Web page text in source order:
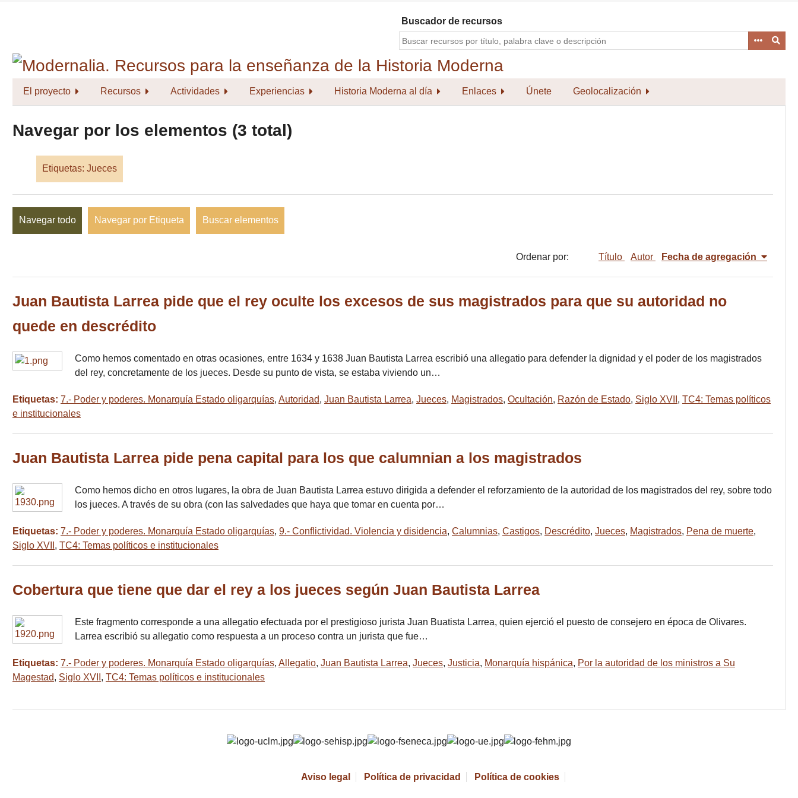
Buscador de recursos
El proyecto Recursos Actividades Experiencias Historia Moderna al día Enlaces Únete Geolocalización
Navegar por los elementos (3 total)
Etiquetas: Jueces
Navegar todo Navegar por Etiqueta Buscar elementos
Ordenar por: Título Autor Fecha de agregación
Juan Bautista Larrea pide que el rey oculte los excesos de sus magistrados para que su autoridad no
quede en descrédito
Como hemos comentado en otras ocasiones, entre 1634 y 1638 Juan Bautista Larrea escribió una allegatio para defender la dignidad y el poder de los magistrados
del rey, concretamente de los jueces. Desde su punto de vista, se estaba viviendo un…
Etiquetas: 7.- Poder y poderes. Monarquía Estado oligarquías, Autoridad, Juan Bautista Larrea, Jueces, Magistrados, Ocultación, Razón de Estado, Siglo XVII , TC4: Temas políticos
e institucionales
Juan Bautista Larrea pide pena capital para los que calumnian a los magistrados
Como hemos dicho en otros lugares, la obra de Juan Bautista Larrea estuvo dirigida a defender el reforzamiento de la autoridad de los magistrados del rey, sobre todo
los jueces. A través de su obra (con las salvedades que haya que tomar en cuenta por…
Etiquetas: 7.- Poder y poderes. Monarquía Estado oligarquías, 9.- Conflictividad. Violencia y disidencia, Calumnias, Castigos, Descrédito, Jueces, Magistrados, Pena de muerte,
Siglo XVII , TC4: Temas políticos e institucionales
Cobertura que tiene que dar el rey a los jueces según Juan Bautista Larrea
Este fragmento corresponde a una allegatio efectuada por el prestigioso jurista Juan Buatista Larrea, quien ejerció el puesto de consejero en época de Olivares.
Larrea escribió su allegatio como respuesta a un proceso contra un jurista que fue…
Etiquetas: 7.- Poder y poderes. Monarquía Estado oligarquías, Allegatio, Juan Bautista Larrea, Jueces, Justicia, Monarquía hispánica, Por la autoridad de los ministros a Su
Magestad, Siglo XVII , TC4: Temas políticos e institucionales
Aviso legal Política de privacidad Política de cookies